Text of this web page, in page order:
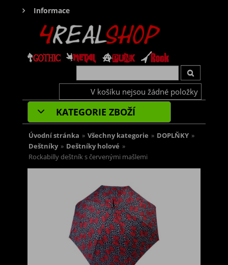
Informace
V košíku nejsou žádné položky
KATEGORIE ZBOŽÍ
Úvodní stránka » Všechny kategorie » DOPLŇKY »
Deštníky » Deštníky holové »
Rockabilly deštník s červenými mašlemi